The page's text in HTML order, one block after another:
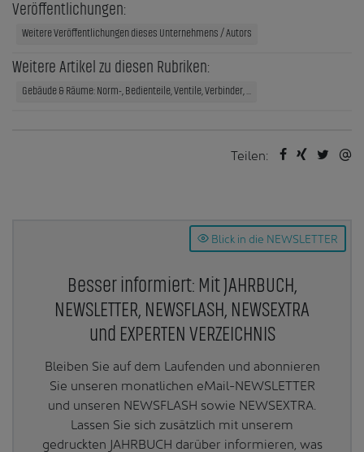
Veröffentlichungen:
Weitere Veröffentlichungen dieses Unternehmens / Autors
Weitere Artikel zu diesen Rubriken:
Gebäude & Räume: Norm-, Bedienteile, Ventile, Verbinder, ...
Teilen:
Blick in die NEWSLETTER
Besser informiert: Mit JAHRBUCH,
NEWSLETTER, NEWSFLASH, NEWSEXTRA
und EXPERTEN VERZEICHNIS
Bleiben Sie auf dem Laufenden und abonnieren
Sie unseren monatlichen eMail-NEWSLETTER
und unseren NEWSFLASH sowie NEWSEXTRA.
Lassen Sie sich zusätzlich mit unserem
gedruckten JAHRBUCH darüber informieren, was